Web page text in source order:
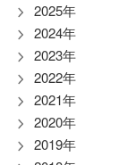
2025年
2024年
2023年
2022年
2021年
2020年
2019年